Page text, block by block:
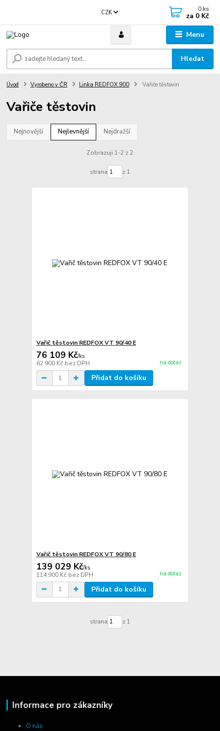
Menu
CZK
Hledat
0 ks
za 0 Kč
Úvod Vyrobeno v ČR Linka REDFOX 900 Vařiče těstovin
Vařiče těstovin
Nejnovější Nejlevnější Nejdražší
Zobrazuji 1-2 z 2
strana z 1
Vařič těstovin REDFOX VT 90/40 E
76 109 Kč/ks
62 900 Kč bez DPH na dotaz
Přidat do košíku
Vařič těstovin REDFOX VT 90/80 E
139 029 Kč/ks
114 900 Kč bez DPH na dotaz
Přidat do košíku
strana z 1
Informace pro zákazníky
O nás